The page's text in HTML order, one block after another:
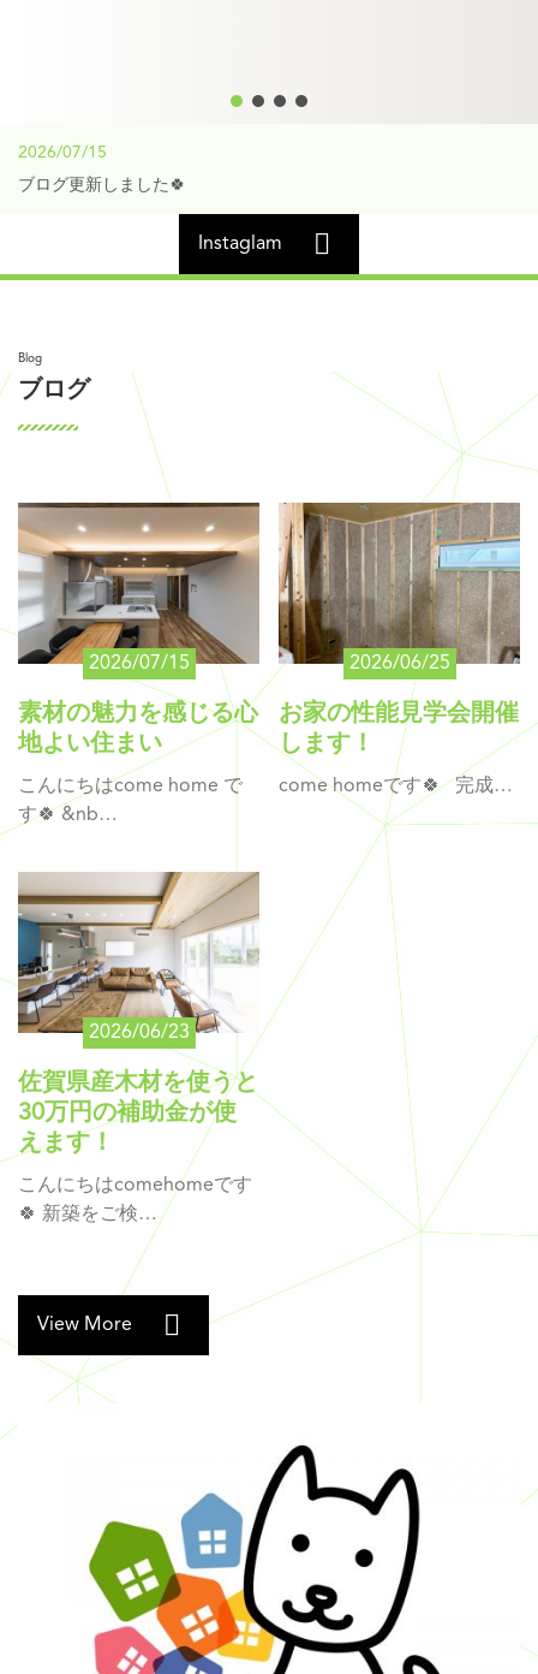
2026/07/15
ブログ更新しました🍀
Instaglam
ブログ
2026/07/15
素材の魅力を感じる心
地よい住まい
こんにちはcome home で
す🍀 &nb…
2026/06/25
お家の性能見学会開催
します！
come homeです🍀 完成…
2026/06/23
佐賀県産木材を使うと
30万円の補助金が使
えます！
こんにちはcomehomeです
🍀 新築をご検…
View More